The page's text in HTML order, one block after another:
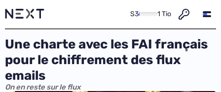
S3 1 Tio
Une charte avec les FAI français
pour le chiffrement des flux
emails
On en reste sur le flux